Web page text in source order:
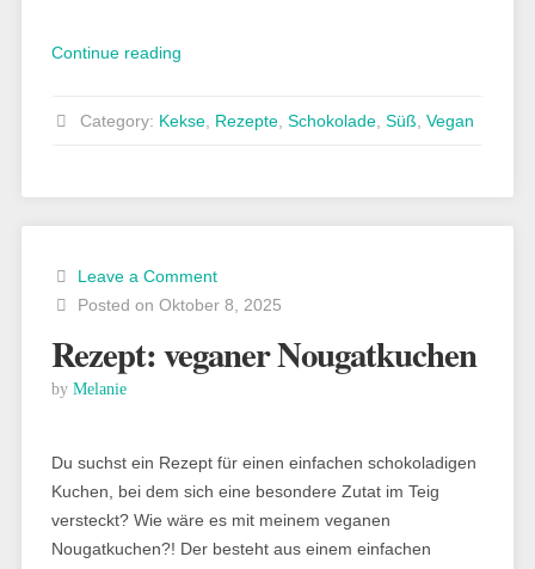
Continue reading„Rezept:
Category: Kekse, Rezepte, Schokolade, Süß Vegan
Leave a Comment
Posted on Oktober 8, 2025
Rezept: veganer Nougatkuchen
by Melanie
Du suchst ein Rezept für einen einfachen schokoladigen
Kuchen, bei dem sich eine besondere Zutat im Teig
versteckt? Wie wäre es mit meinem veganen
Nougatkuchen?! Der besteht aus einem einfachen